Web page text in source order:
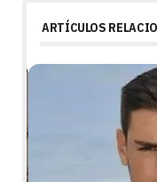
ARTÍCULOS